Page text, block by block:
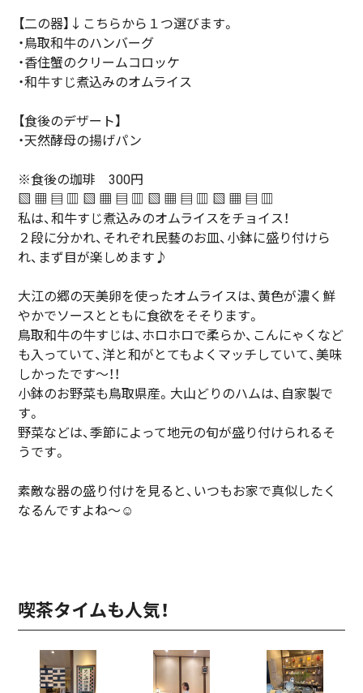
【二の器】↓こちらから１つ選びます。
・鳥取和牛のハンバーグ
・香住蟹のクリームコロッケ
・和牛すじ煮込みのオムライス
【食後のデザート】
・天然酵母の揚げパン
※食後の珈琲 300円
▧ ▦ ▤ ▥ ▧ ▦ ▤ ▥ ▧ ▦ ▤ ▥ ▧ ▦ ▤ ▥
私は、和牛すじ煮込みのオムライスをチョイス！
２段に分かれ、それぞれ民藝のお皿、小鉢に盛り付けら
れ、まず目が楽しめます♪
大江の郷の天美卵を使ったオムライスは、黄色が濃く鮮
やかでソースとともに食欲をそそります。
鳥取和牛の牛すじは、ホロホロで柔らか、こんにゃくなど
も入っていて、洋と和がとてもよくマッチしていて、美味
しかったです〜！！
小鉢のお野菜も鳥取県産。大山どりのハムは、自家製で
す。
野菜などは、季節によって地元の旬が盛り付けられるそ
うです。
素敵な器の盛り付けを見ると、いつもお家で真似したく
なるんですよね〜☺︎
喫茶タイムも人気！